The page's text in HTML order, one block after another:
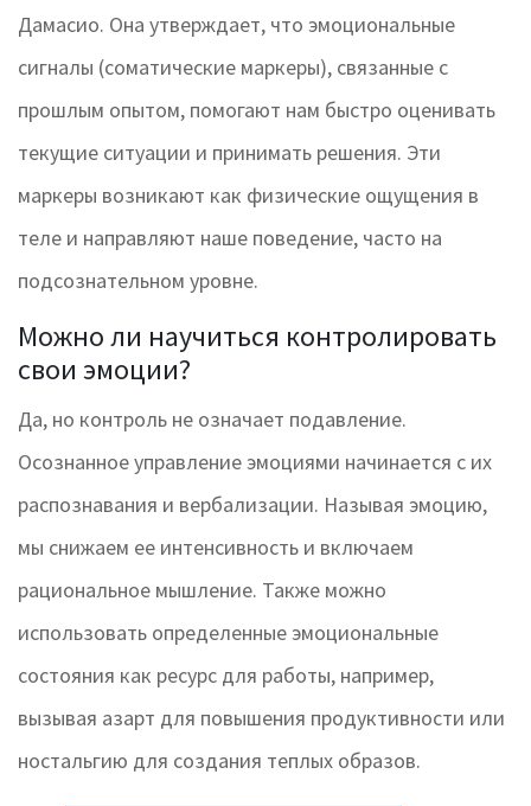
Дамасио. Она утверждает, что эмоциональные
сигналы (соматические маркеры), связанные с
прошлым опытом, помогают нам быстро оценивать
текущие ситуации и принимать решения. Эти
маркеры возникают как физические ощущения в
теле и направляют наше поведение, часто на
подсознательном уровне.
Можно ли научиться контролировать
свои эмоции?
Да, но контроль не означает подавление.
Осознанное управление эмоциями начинается с их
распознавания и вербализации. Называя эмоцию,
мы снижаем ее интенсивность и включаем
рациональное мышление. Также можно
использовать определенные эмоциональные
состояния как ресурс для работы, например,
вызывая азарт для повышения продуктивности или
ностальгию для создания теплых образов.